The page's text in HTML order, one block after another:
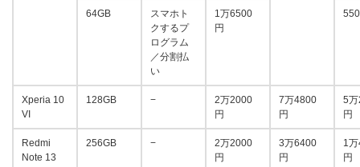
64GB
スマホト
クするプ
ログラム
／分割払
い
1万6500
円
Xperia 10
VI
128GB −
2万2000
円
7万4800
円
5
円
Redmi
Note 13
256GB −
2万2000
円
3万6400
円
1
円